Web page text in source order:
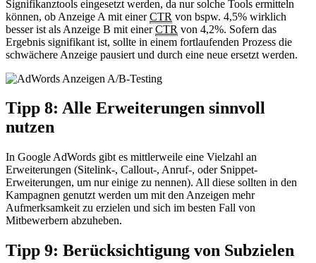
Signifikanztools eingesetzt werden, da nur solche Tools ermitteln
können, ob Anzeige A mit einerCTR von bspw. 4,5% wirklich
besser ist als Anzeige B mit einerCTR von 4,2%. Sofern das
Ergebnis signifikant ist, sollte in einem fortlaufenden Prozess die
schwächere Anzeige pausiert und durch eine neue ersetzt werden.
Tipp 8: Alle Erweiterungen sinnvoll
nutzen
In Google AdWords gibt es mittlerweile eine Vielzahl an
Erweiterungen (Sitelink-, Callout-, Anruf-, oder Snippet-
Erweiterungen, um nur einige zu nennen). All diese sollten in den
Kampagnen genutzt werden um mit den Anzeigen mehr
Aufmerksamkeit zu erzielen und sich im besten Fall von
Mitbewerbern abzuheben.
Tipp 9: Berücksichtigung von Subzielen